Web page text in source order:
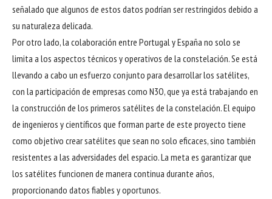
señalado que algunos de estos datos podrían ser restringidos debido a
su naturaleza delicada.
Por otro lado, la colaboración entre Portugal y España no solo se
limita a los aspectos técnicos y operativos de la constelación. Se está
llevando a cabo un esfuerzo conjunto para desarrollar los satélites,
con la participación de empresas como N3O, que ya está trabajando en
la construcción de los primeros satélites de la constelación. El equipo
de ingenieros y científicos que forman parte de este proyecto tiene
como objetivo crear satélites que sean no solo eficaces, sino también
resistentes a las adversidades del espacio. La meta es garantizar que
los satélites funcionen de manera continua durante años,
proporcionando datos fiables y oportunos.